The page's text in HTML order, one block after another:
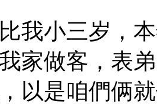
我小三岁，
家做客，表
以是咱們俩